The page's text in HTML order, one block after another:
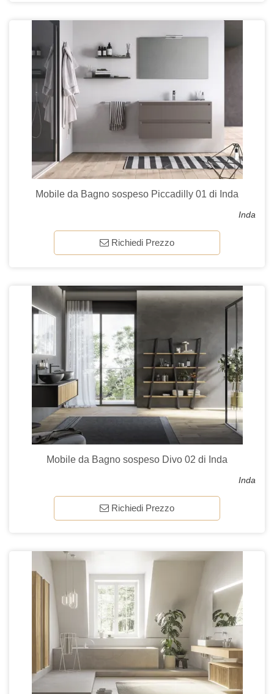
Mobile da Bagno sospeso Piccadilly 01 di Inda
Inda
Richiedi Prezzo
Mobile da Bagno sospeso Divo 02 di Inda
Inda
Richiedi Prezzo